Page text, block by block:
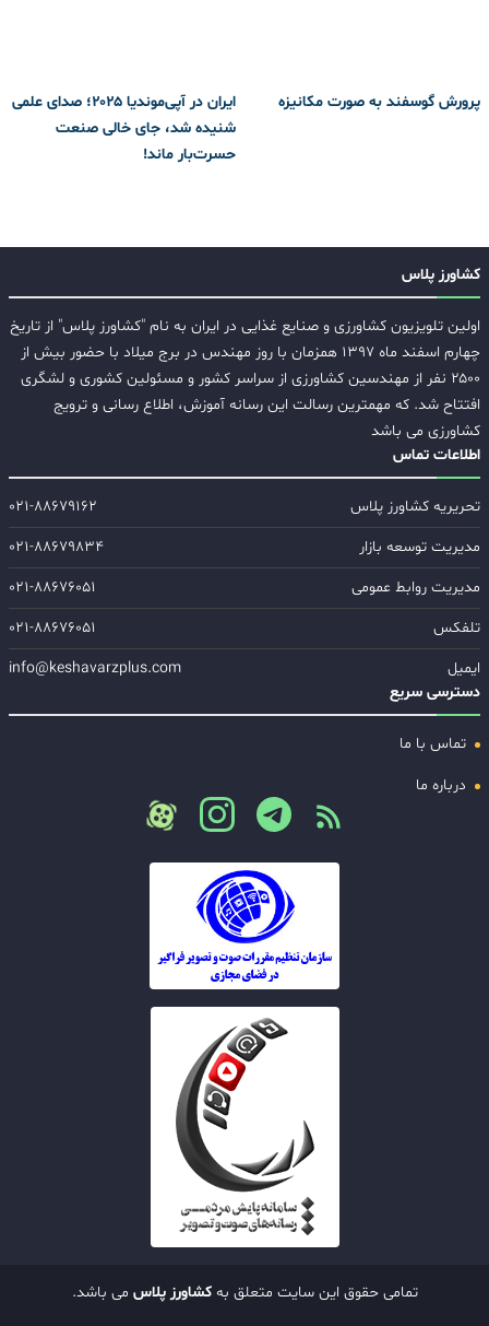
پرورش گوسفند به صورت مکانیزه
ایران در آپی‌موندیا ۲۰۲۵؛ صدای علمی
شنیده شد، جای خالی صنعت
حسرت‌بار ماند!
کشاورز پلاس
اولین تلویزیون کشاورزی و صنایع غذایی در ایران به نام "کشاورز پلاس" از تاریخ
چهارم اسفند ماه ۱۳۹۷ همزمان با روز مهندس در برج میلاد با حضور بیش از
۲۵۰۰ نفر از مهندسین کشاورزی از سراسر کشور و مسئولین کشوری و لشگری
افتتاح شد. که مهمترین رسالت این رسانه آموزش، اطلاع رسانی و ترویج
کشاورزی می باشد
اطلاعات تماس
تحریریه کشاورز پلاس
۰۲۱-۸۸۶۷۹۱۶۲
مدیریت توسعه بازار
۰۲۱-۸۸۶۷۹۸۳۴
مدیریت روابط عمومی
۰۲۱-۸۸۶۷۶۰۵۱
تلفکس
۰۲۱-۸۸۶۷۶۰۵۱
ایمیل
info@keshavarzplus.com
دسترسی سریع
تماس با ما
درباره ما
تمامی حقوق این سایت متعلق بهکشاورز پلاس می باشد.